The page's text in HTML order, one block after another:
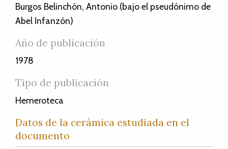
Burgos Belinchón, Antonio (bajo el pseudónimo de
Abel Infanzón)
Año de publicación
1978
Tipo de publicación
Hemeroteca
Datos de la cerámica estudiada en el
documento